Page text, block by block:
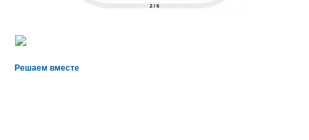
2 / 6
Решаем вместе